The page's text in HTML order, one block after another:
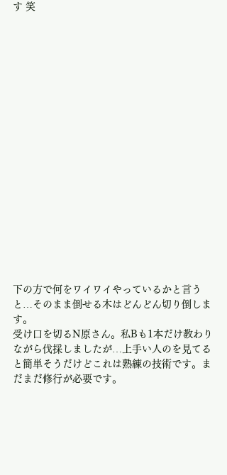
す 笑
下の方で何をワイワイやっているかと言う
と…そのまま倒せる木はどんどん切り倒しま
す。
受け口を切るN原さん。私Bも1本だけ教わり
ながら伐採しましたが…上手い人のを見てる
と簡単そうだけどこれは熟練の技術です。ま
だまだ修行が必要です。